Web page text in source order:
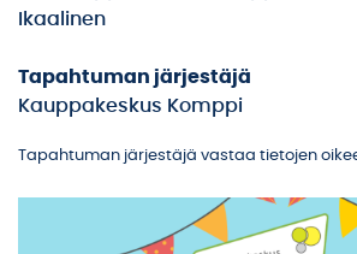
Ikaalinen
Tapahtuman järjestäjä
Kauppakeskus Komppi
Tapahtuman järjestäjä vastaa tietojen